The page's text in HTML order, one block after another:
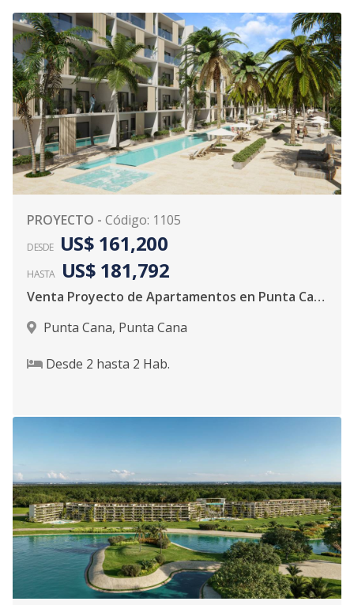
PROYECTO - Código: 1105
DESDE US$ 161,200
HASTA US$ 181,792
Venta Proyecto de Apartamentos en Punta Cana
Punta Cana, Punta Cana
Desde 2 hasta 2 Hab.